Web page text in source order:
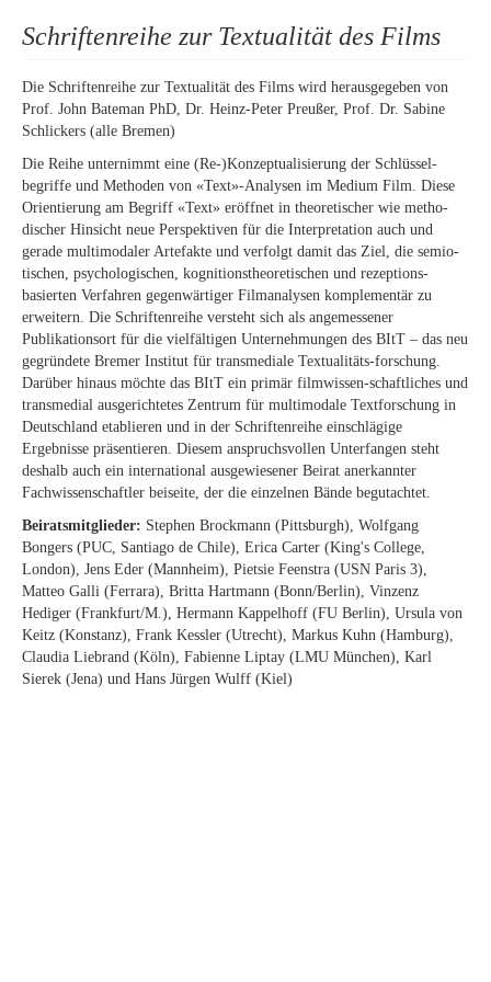
Schriftenreihe zur Textualität des Films
Die Schriftenreihe zur Textualität des Films wird herausgegeben von
Prof. John Bateman PhD, Dr. Heinz-Peter Preußer, Prof. Dr. Sabine
Schlickers (alle Bremen)
Die Reihe unternimmt eine (Re-)Konzeptualisierung der Schlüssel-
begriffe und Methoden von «Text»-Analysen im Medium Film. Diese
Orientierung am Begriff «Text» eröffnet in theoretischer wie metho-
discher Hinsicht neue Perspektiven für die Interpretation auch und
gerade multimodaler Artefakte und verfolgt damit das Ziel, die semio-
tischen, psychologischen, kognitionstheoretischen und rezeptions-
basierten Verfahren gegenwärtiger Filmanalysen komplementär zu
erweitern. Die Schriftenreihe versteht sich als angemessener
Publikationsort für die vielfältigen Unternehmungen des BItT – das neu
gegründete Bremer Institut für transmediale Textualitäts-forschung.
Darüber hinaus möchte das BItT ein primär filmwissen-schaftliches und
transmedial ausgerichtetes Zentrum für multimodale Textforschung in
Deutschland etablieren und in der Schriftenreihe einschlägige
Ergebnisse präsentieren. Diesem anspruchsvollen Unterfangen steht
deshalb auch ein international ausgewiesener Beirat anerkannter
Fachwissenschaftler beiseite, der die einzelnen Bände begutachtet.
Beiratsmitglieder: Stephen Brockmann (Pittsburgh), Wolfgang
Bongers (PUC, Santiago de Chile), Erica Carter (King's College,
London), Jens Eder (Mannheim), Pietsie Feenstra (USN Paris 3),
Matteo Galli (Ferrara), Britta Hartmann (Bonn/Berlin), Vinzenz
Hediger (Frankfurt/M.), Hermann Kappelhoff (FU Berlin), Ursula von
Keitz (Konstanz), Frank Kessler (Utrecht), Markus Kuhn (Hamburg),
Claudia Liebrand (Köln), Fabienne Liptay (LMU München), Karl
Sierek (Jena) und Hans Jürgen Wulff (Kiel)